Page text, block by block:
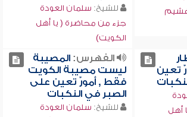
للشيخ: سلمان العودة
جزء من محاضرة ( يا أهل
الكويت)
تعين
أهل
الفهرس:المصيبة
ليست مصيبة الكويت
فقط , أمورٌ تعين على
الصبر في النكبات
للشيخ: سلمان العودة